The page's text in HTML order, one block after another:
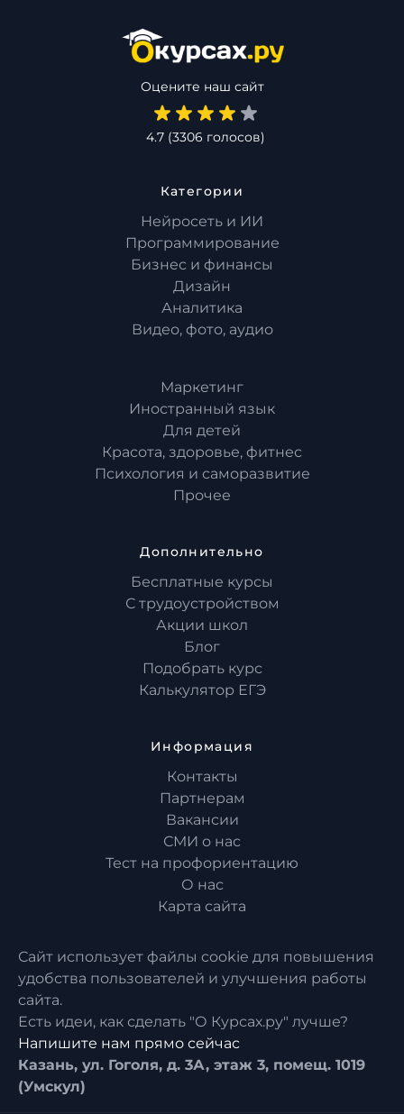
Оцените наш сайт
4.7 (3306 голосов)
Категории
Нейросеть и ИИ
Программирование
Бизнес и финансы
Дизайн
Аналитика
Видео, фото, аудио
Маркетинг
Иностранный язык
Для детей
Красота, здоровье, фитнес
Психология и саморазвитие
Прочее
Дополнительно
Бесплатные курсы
С трудоустройством
Акции школ
Блог
Подобрать курс
Калькулятор ЕГЭ
Информация
Контакты
Партнерам
Вакансии
СМИ о нас
Тест на профориентацию
О нас
Карта сайта
Сайт использует файлы cookie для повышения
удобства пользователей и улучшения работы
сайта.
Есть идеи, как сделать "О Курсах.ру" лучше?
Напишите нам прямо сейчас
Казань, ул. Гоголя, д. 3А, этаж 3, помещ. 1019
(Умскул)